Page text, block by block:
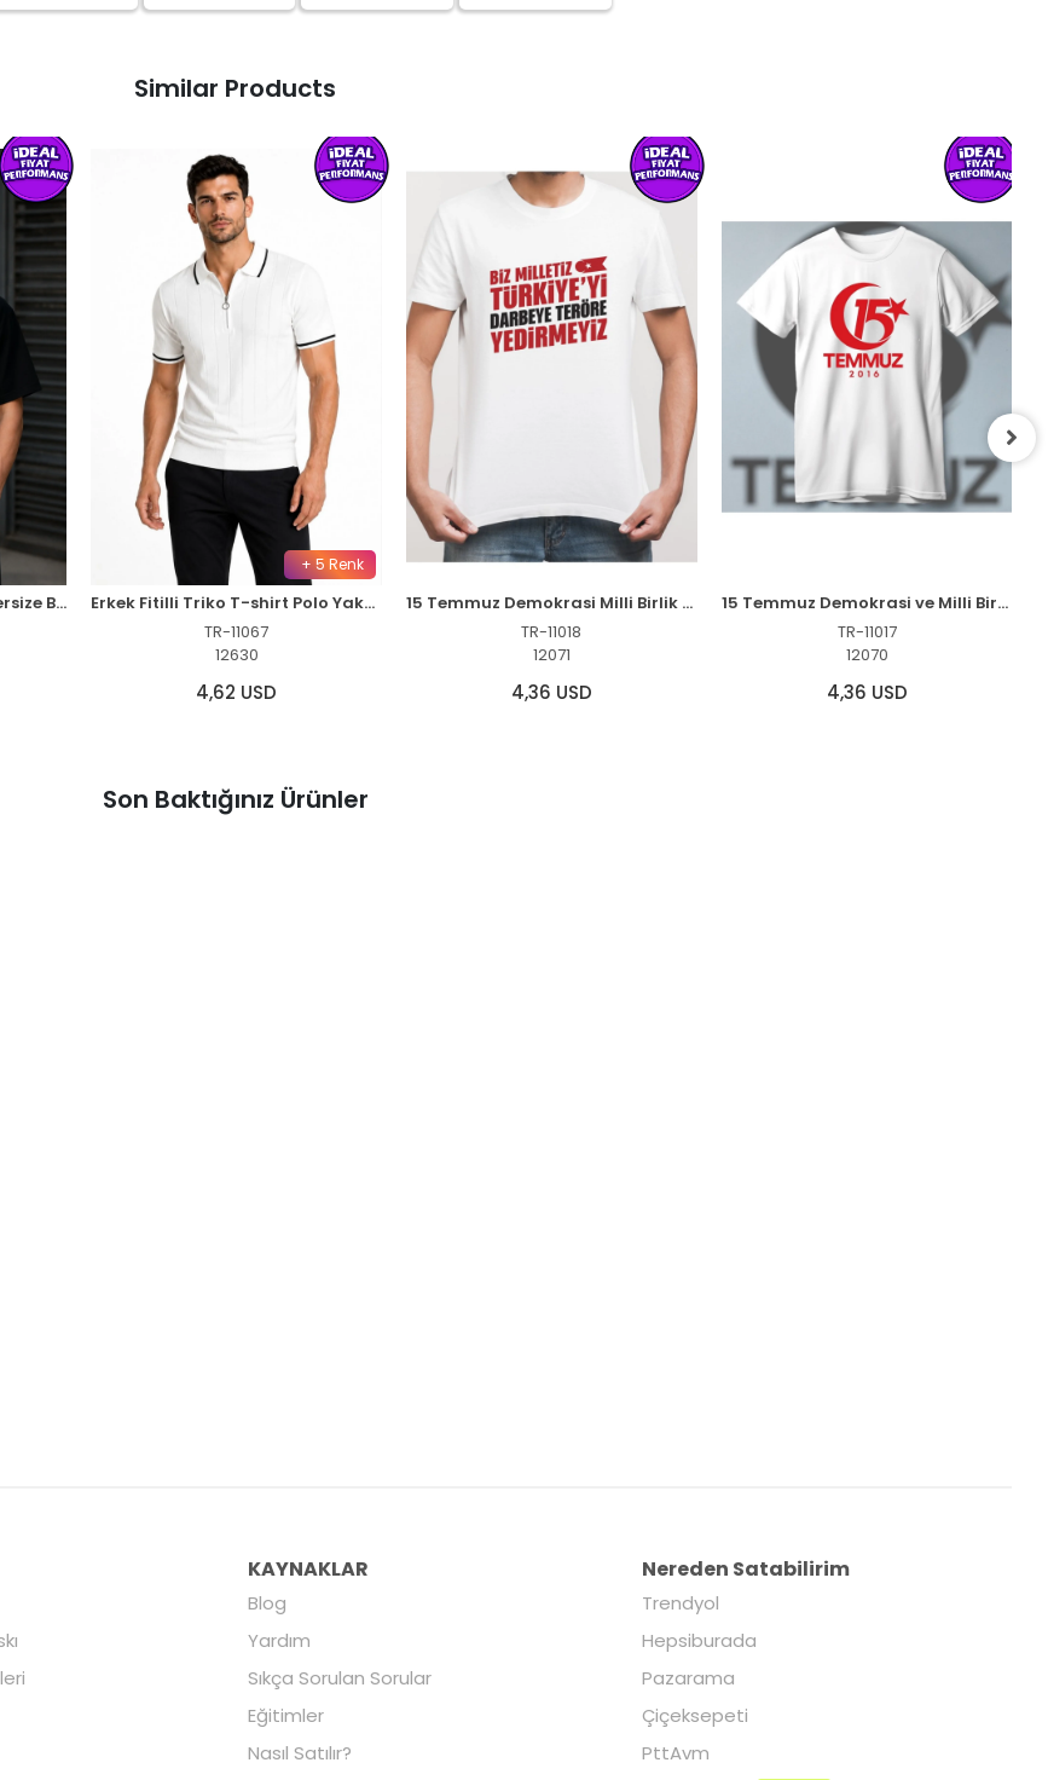
Similar Products
Erkek Gotik Yazı Baskılı Oversize Bisiklet Yaka T-Shirt - Siyah
+ 5 Renk
Erkek Fitilli Triko T-shirt Polo Yaka Yarım Fermuarlı Kısa Kollu Tişört - Beyaz
TR-11067
12630
4,62 USD
15 Temmuz Demokrasi Milli Birlik YEDİRMEYİZ Baskılı Bisiklet Yaka T-shirt - Beyaz
TR-11018
12071
4,36 USD
15 Temmuz Demokrasi ve Milli Birlik 2016 Anma Baskılı Bisiklet Yaka T-shirt - Beyaz
TR-11017
12070
4,36 USD
Son Baktığınız Ürünler
KAYNAKLAR
Blog
Yardım
Sıkça Sorulan Sorular
Eğitimler
Nasıl Satılır?
Nereden Satabilirim
Trendyol
Hepsiburada
Pazarama
Çiçeksepeti
PttAvm